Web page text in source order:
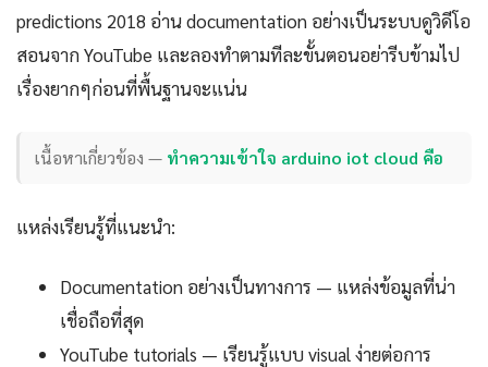
predictions 2018 อ่าน documentation อย่างเป็นระบบดูวิดีโอ
สอนจาก YouTube และลองทำตามทีละขั้นตอนอย่ารีบข้ามไป
เรื่องยากๆก่อนที่พื้นฐานจะแน่น
เนื้อหาเกี่ยวข้อง — ทำความเข้าใจ arduino iot cloud คือ
แหล่งเรียนรู้ที่แนะนำ:
Documentation อย่างเป็นทางการ — แหล่งข้อมูลที่น่า
เชื่อถือที่สุด
YouTube tutorials — เรียนรู้แบบ visual ง่ายต่อการ